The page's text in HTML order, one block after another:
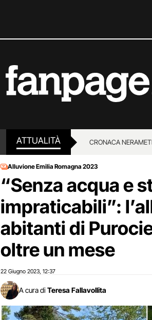
ATTUALITÀ CRONACA NERA
LOTTO E
Alluvione Emilia Romagna 2023
“Senza acqua e
impraticabili”:
abitanti di
oltre un mese
22 Giugno 2023 12:37
A cura di Teresa Fallavollita